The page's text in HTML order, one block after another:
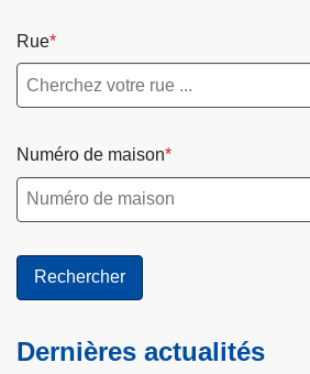
Rue
Numéro de maison
Dernières actualités